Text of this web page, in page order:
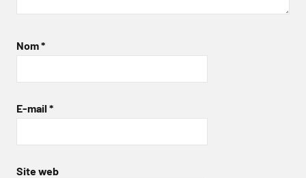
Nom*
E-mail *
Site web